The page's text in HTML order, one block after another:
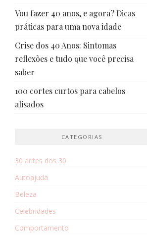
Vou fazer 40 anos, e agora? Dicas
práticas para uma nova idade
Crise dos 40 Anos: Sintomas
reflexões e tudo que você precisa
saber
100 cortes curtos para cabelos
alisados
CATEGORIAS
30 antes dos 30
Autoajuda
Beleza
Celebridades
Comportamento